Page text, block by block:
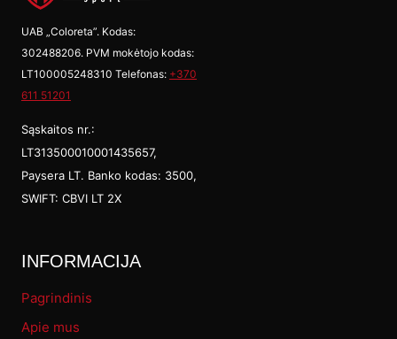
UAB „Coloreta”. Kodas:
302488206. PVM mokėtojo kodas:
LT100005248310 Telefonas: +370
611 51201
Sąskaitos nr.:
LT313500010001435657,
Paysera LT. Banko kodas: 3500,
SWIFT: CBVI LT 2X
INFORMACIJA
Pagrindinis
Apie mus